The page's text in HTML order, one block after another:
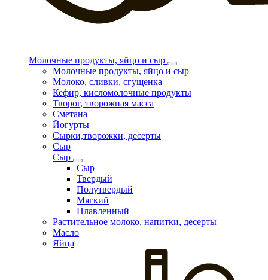
Молочные продукты, яйцо и сыр
Молочные продукты, яйцо и сыр
Молоко, сливки, сгущенка
Кефир, кисломолочные продукты
Творог, творожная масса
Сметана
Йогурты
Сырки,творожки, десерты
Сыр
Сыр
Сыр
Твердый
Полутвердый
Мягкий
Плавленный
Растительное молоко, напитки, десерты
Масло
Яйца